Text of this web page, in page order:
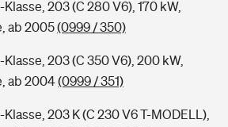
203 (C 280 V6), 170 kW,
ab 2005(0999 / 350)
203 (C 350 V6), 200 kW,
ab 2004(0999 / 351)
203 K (C 230 V6 T-MODELL),